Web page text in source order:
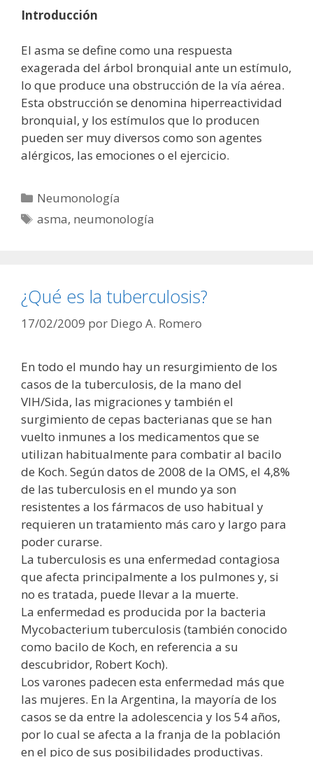
Introducción
El asma se define como una respuesta
exagerada del árbol bronquial ante un estímulo,
lo que produce una obstrucción de la vía aérea.
Esta obstrucción se denomina hiperreactividad
bronquial, y los estímulos que lo producen
pueden ser muy diversos como son agentes
alérgicos, las emociones o el ejercicio.
Categorías
Neumonología
Etiquetas
asma, neumonología
¿Qué es la tuberculosis?
17/02/2009 por Diego A. Romero
En todo el mundo hay un resurgimiento de los
casos de la tuberculosis, de la mano del
VIH/Sida, las migraciones y también el
surgimiento de cepas bacterianas que se han
vuelto inmunes a los medicamentos que se
utilizan habitualmente para combatir al bacilo
de Koch. Según datos de 2008 de la OMS, el 4,8%
de las tuberculosis en el mundo ya son
resistentes a los fármacos de uso habitual y
requieren un tratamiento más caro y largo para
poder curarse.
La tuberculosis es una enfermedad contagiosa
que afecta principalmente a los pulmones y, si
no es tratada, puede llevar a la muerte.
La enfermedad es producida por la bacteria
Mycobacterium tuberculosis (también conocido
como bacilo de Koch, en referencia a su
descubridor, Robert Koch).
Los varones padecen esta enfermedad más que
las mujeres. En la Argentina, la mayoría de los
casos se da entre la adolescencia y los 54 años,
por lo cual se afecta a la franja de la población
en el pico de sus posibilidades productivas.